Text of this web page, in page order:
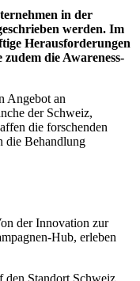
in der
werden. Im
Herausforderungen
die Awareness-
Angebot an
der Schweiz,
die forschenden
die Behandlung
der Innovation zur
Hub, erleben
den Standort Schweiz